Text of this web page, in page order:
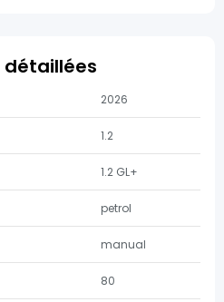
2026
1.2
1.2 GL+
petrol
manual
80